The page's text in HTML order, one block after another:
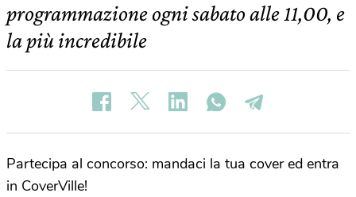
programmazione ogni sabato alle 11,00, e
la più incredibile
Partecipa al concorso: mandaci la tua cover ed entra
in CoverVille!